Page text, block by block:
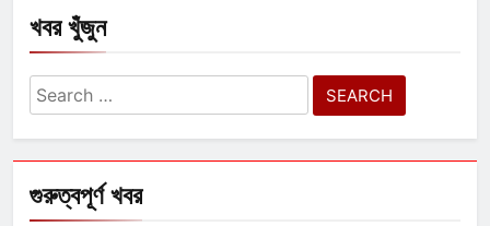
খবর খুঁজুন
Search
for:
গুরুত্বপূর্ণ খবর